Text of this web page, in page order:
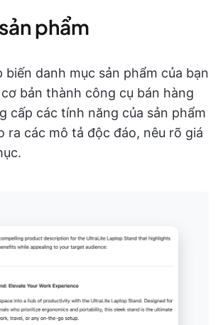
phẩm
biến danh mục sản phẩm của bạn
bản thành công cụ bán hàng
cấp các tính năng của sản phẩm
ra các mô tả độc đáo, nêu rõ giá